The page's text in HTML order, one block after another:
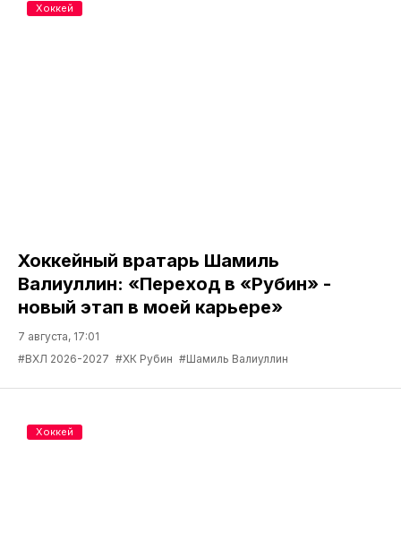
Хоккейный вратарь Шамиль
Валиуллин: «Переход в «Рубин» -
новый этап в моей карьере»
7 августа, 17:01
#ВХЛ 2026-2027 #ХК Рубин #Шамиль Валиуллин
Хоккей
Хоккей